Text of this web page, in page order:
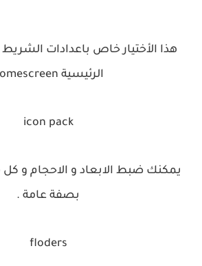
هذا الأختيار خاص باعدادات
الرئيسية
icon pack
يمكنك ضبط الابعاد و الاحجام و
بصفة عامة .
floders